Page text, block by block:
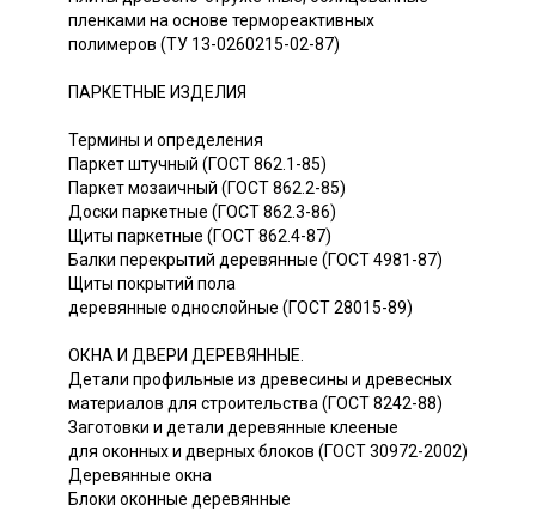
пленками на основе термореактивных
полимеров (ТУ 13-0260215-02-87)
ПАРКЕТНЫЕ ИЗДЕЛИЯ
Термины и определения
Паркет штучный (ГОСТ 862.1-85)
Паркет мозаичный (ГОСТ 862.2-85)
Доски паркетные (ГОСТ 862.3-86)
Щиты паркетные (ГОСТ 862.4-87)
Балки перекрытий деревянные (ГОСТ 4981-87)
Щиты покрытий пола
деревянные однослойные (ГОСТ 28015-89)
ОКНА И ДВЕРИ ДЕРЕВЯННЫЕ.
Детали профильные из древесины и древесных
материалов для строительства (ГОСТ 8242-88)
Заготовки и детали деревянные клееные
для оконных и дверных блоков (ГОСТ 30972-2002)
Деревянные окна
Блоки оконные деревянные